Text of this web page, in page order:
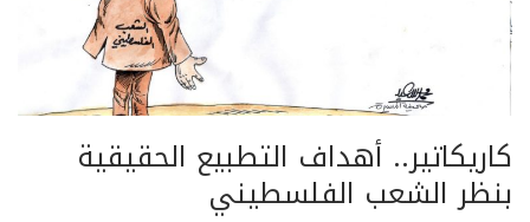
كاريكاتير.. أهداف التطبيع الحقيقية
بنظر الشعب الفلسطيني